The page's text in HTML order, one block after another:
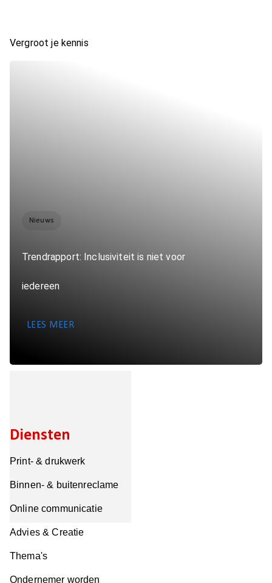
Vergroot je kennis
Nieuws
Trendrapport: Inclusiviteit is niet voor
iedereen
LEES MEER
Diensten
Print- & drukwerk
Binnen- & buitenreclame
Online communicatie
Advies & Creatie
Thema's
Ondernemer worden